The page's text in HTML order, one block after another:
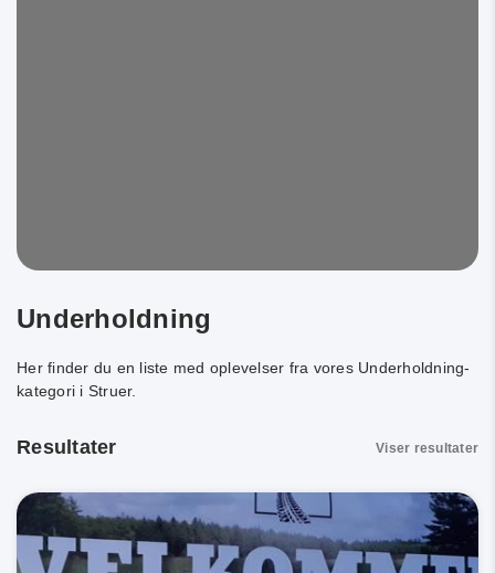
Underholdning
Her finder du en liste med oplevelser fra vores Underholdning-
kategori i Struer.
Resultater Viser resultater